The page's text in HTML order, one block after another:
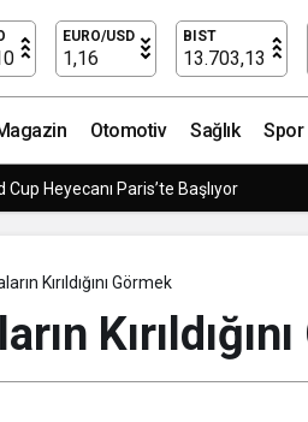
EURO/USD
1,16
BIST
13.703,13
Otomotiv Sağlık Spor
Heyecanı Paris’te Başlıyor
Kırıldığını Görmek